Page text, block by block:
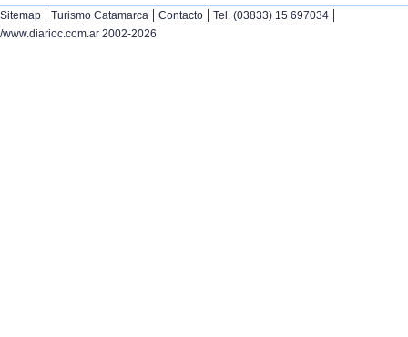
Sitemap | Turismo Catamarca | Contacto | Tel. (03833) 15 697034 |
/www.diarioc.com.ar 2002-2026